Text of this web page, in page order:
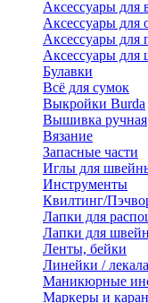
Аксессуары
Аксессуары для
Аксессуары для
Аксессуары
Булавки
Всё для сумок
Выкройки Burda
Вышивка ручная
Вязание
Запасные части
Иглы для
Инструменты
Квилтинг/
Лапки для
Лапки для
Ленты, бейки
Линейки / лекала
Маникюрные
Маркеры и